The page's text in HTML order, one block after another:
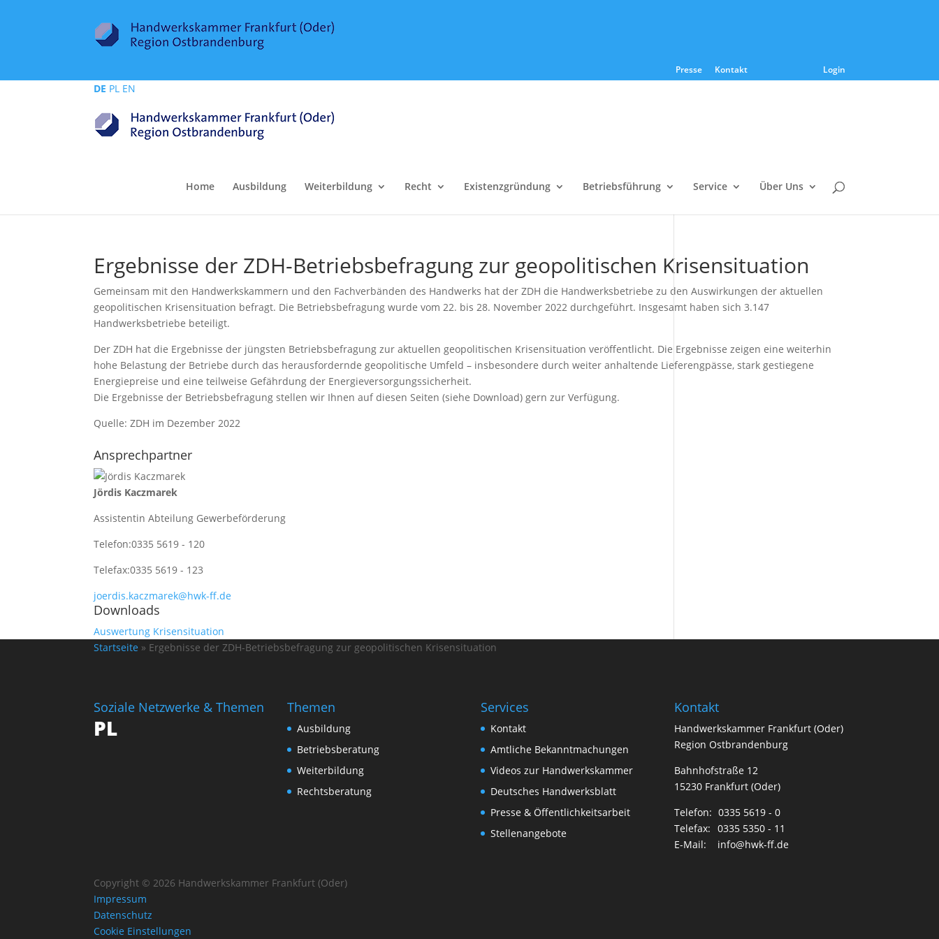
Presse Kontakt Login
DE PL EN
Home Ausbildung Weiterbildung Recht Existenzgründung Betriebsführung Service Über Uns
Ergebnisse der ZDH-Betriebsbefragung zur geopolitischen Krisensituation
Gemeinsam mit den Handwerkskammern und den Fachverbänden des Handwerks hat der ZDH die Handwerksbetriebe zu den Auswirkungen der aktuellen
geopolitischen Krisensituation befragt. Die Betriebsbefragung wurde vom 22. bis 28. November 2022 durchgeführt. Insgesamt haben sich 3.147
Handwerksbetriebe beteiligt.
Der ZDH hat die Ergebnisse der jüngsten Betriebsbefragung zur aktuellen geopolitischen Krisensituation veröffentlicht. Die Ergebnisse zeigen eine weiterhin
hohe Belastung der Betriebe durch das herausfordernde geopolitische Umfeld – insbesondere durch weiter anhaltende Lieferengpässe, stark gestiegene
Energiepreise und eine teilweise Gefährdung der Energieversorgungssicherheit.
Die Ergebnisse der Betriebsbefragung stellen wir Ihnen auf diesen Seiten (siehe Download) gern zur Verfügung.
Quelle: ZDH im Dezember 2022
Ansprechpartner
Jördis Kaczmarek
Assistentin Abteilung Gewerbeförderung
Telefon:0335 5619 - 120
Telefax:0335 5619 - 123
joerdis.kaczmarek@hwk-ff.de
Downloads
Auswertung Krisensituation
Startseite » Ergebnisse der ZDH-Betriebsbefragung zur geopolitischen Krisensituation
Soziale Netzwerke & Themen
PL
Themen
Ausbildung
Betriebsberatung
Weiterbildung
Rechtsberatung
Services
Kontakt
Amtliche Bekanntmachungen
Videos zur Handwerkskammer
Deutsches Handwerksblatt
Presse & Öffentlichkeitsarbeit
Stellenangebote
Kontakt
Handwerkskammer Frankfurt (Oder)
Region Ostbrandenburg
Bahnhofstraße 12
15230 Frankfurt (Oder)
Telefon: 0335 5619 - 0
Telefax:
0335 5350 - 11
E-Mail:
info@hwk-ff.de
Copyright © 2026 Handwerkskammer Frankfurt (Oder)
Impressum
Datenschutz
Cookie Einstellungen